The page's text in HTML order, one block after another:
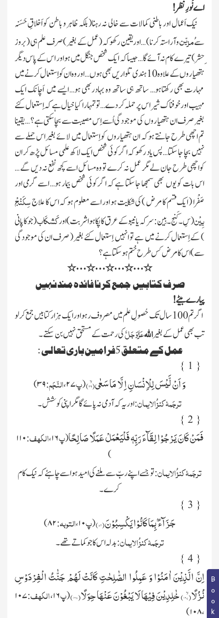
اے نُورِ نظر !
نیک اَعمال اور باطنی کمالات سے خالی نہ رہنا( بلکہ ظاہر و باطن کو اَخلاقِ حَسَنہ
سےُمزیّنو آراستہ کرنا )…اور یقین رکھو کہ(عمل کے بغیر )صرف علم ہی( بروز
ِحشر )تیرے کام نہ آئے گا … جیسا کہ ایک شخص جنگل میں ہو اور اس کے پاس دیگر
ہتھیاروں کے علاوہ10ہندی تلواریں بھی ہوں … اوروہ ان کو اِستعمال کرنے میں
مہارت بھی رکھتاہو… ساتھ ہی ساتھ وہ بہادربھی ہو… ایسے میں اَچانک ایک
مہیب اور خوفناک شیر اس پر حملہ کر دے …توتمہارا کیا خیال ہے کہ اِستعمال کئے
بغیر صرف ان ہتھیاروں کی موجودگی اُسے اِس مصیبت سے بچا سکتی ہے؟ …یقینا
تم اچھی طرح جانتے ہو کہ ان ہتھیاروں کو اِستعمال میں لائے بغیر اس حملے سے
نہیں بچا جا سکتا…پس یاد رکھو کہ اگر کوئی شخص ایک لاکھ علمی مسائل پڑھ کر ان
کواچھی طرح جان لے مگر عمل نہ کرے تو وہ مسائل اسے کچھ نفع نہ دیں گے …
اس بات کو یوں بھی سمجھا جا سکتا ہے کہ اگر کوئی شخص بیمار ہو… اسے گرمی اور
صَفْرا( ایک قسم کا مرض )کی شکایت ہو اور اسے معلوم ہو کہ اس کا علاجسِکَنْجْ
بِیْن( سِ۔ کَنج۔ بِین : سرکہ یانیبوکے عرق کاپکاہواشربت )اورکَشکَاب( جوکاپانی
)کے اِستعمال کرنے میں ہے تو انہیں اِستعمال کئے بغیر( صرف ان کی موجودگی
سے)اس کا مرض کس طرح ختم ہو سکتا ہے؟
٭…٭…٭…٭…٭
صرف کتابیں جمع کرنا فائدہ مندنہیں
پیارے بیٹے !
اگر تم100سال تک حُصولِ علم میں مصروف رہو اور ایک ہزار کتابیں جمع کر لو
تب بھی عمل کے بغیراللہعَزَّوَجَلَّکی رحمت کے مستحق نہیں بن سکتے۔
عمل کے متعلق5فرامین باری تعالی :
{
1
}
وَ اَنْ لَّیْسَ لِلْاِنْسَانِ اِلَّا مَا سَعٰىۙ(۳۹)
(پ۲۷،النّجَم:۳۹ )
ترجَمۂ کنز ُالایمان: اور یہ کہ آدمی نہ پائے گا مگر اپنی کوشش۔
{
2
}
فَمَنْ كَانَ یَرْجُوْا لِقَآءَ رَبِّهٖ فَلْیَعْمَلْ عَمَلًا صَالِحًا(پ۱۶،الکھف:۱۱۰
)
ترجَمۂ کنز ُالایمان: تو جسے اپنے ربّ سے ملنے کی امید ہو اسے چاہئے کہ نیک کام
کرے۔
{
3
}
جَزَآءًۢ بِمَا كَانُوْا یَكْسِبُوْنَ(۸۲)
(پ۱۰،التوبہ:۸۲ )
ترجَمۂ کنز ُالایمان: بدلہ اس کا جو کماتے تھے۔
{
4
}
اِنَّ الَّذِیْنَ اٰمَنُوْا وَ عَمِلُوا الصّٰلِحٰتِ كَانَتْ لَهُمْ جَنّٰتُ الْفِرْدَوْسِ
نُزُلًاۙ(۱۰۷) خٰلِدِیْنَ فِیْهَا لَا یَبْغُوْنَ عَنْهَا حِوَلًا(۱۰۸)
(پ۱۶،الکھف:۱۰۷
، ۱۰۸ )